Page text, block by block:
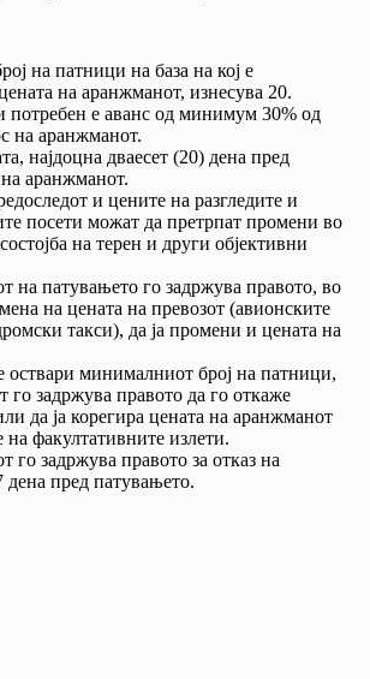
на патници на база на кој е
на аранжманот, изнесува 20.
потребен е аванс од минимум 30% од
на аранжманот.
најдоцна дваесет (20) дена пред
аранжманот.
и цените на разгледите и
посети можат да претрпат промени во
на терен и други објективни
на патувањето го задржува правото, во
на цената на превозот (авионските
такси), да ја промени и цената на
оствари минималниот број на патници,
го задржува правото да го откаже
да ја корегира цената на аранжманот
на факултативните излети.
го задржува правото за отказ на
пред патувањето.